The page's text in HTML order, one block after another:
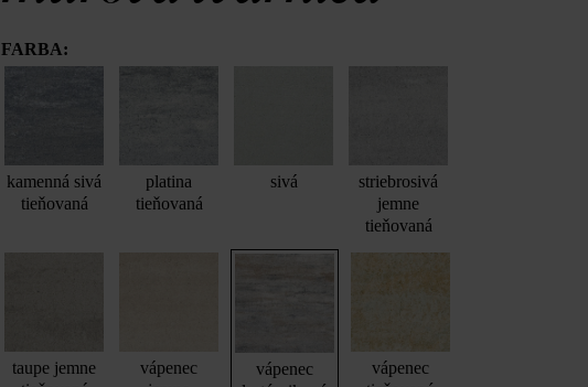
FARBA:
kamenná sivá
tieňovaná
platina
tieňovaná
sivá
striebrosivá
jemne
tieňovaná
taupe jemne
vápenec
vápenec
vápenec